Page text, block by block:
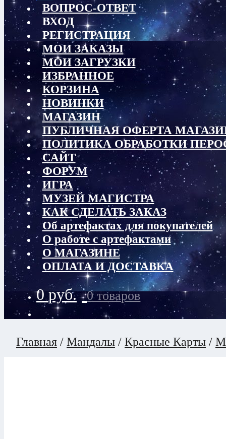
ВОПРОС-ОТВЕТ
ВХОД
РЕГИСТРАЦИЯ
МОИ ЗАКАЗЫ
МОИ ЗАГРУЗКИ
ИЗБРАННОЕ
КОРЗИНА
НОВИНКИ
МАГАЗИН
ПУБЛИЧНАЯ ОФЕРТА
ПОЛИТИКА ОБРАБОТКИ
САЙТ
ФОРУМ
ИГРА
МУЗЕЙ МАГИСТРА
КАК СДЕЛАТЬ ЗАКАЗ
Об артефактах для покупателей
О работе с артефактами
О МАГАЗИНЕ
ОПЛАТА И ДОСТАВКА
0руб. 0 товаров
Главная / Мандалы / Красные Карты /